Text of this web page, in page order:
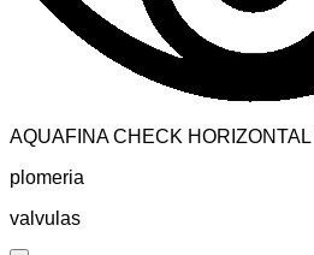
AQUAFINA CHECK
plomeria
valvulas